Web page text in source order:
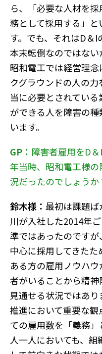
ら、「必要な人材を
務として採用する」
す。でも、それはD＆
本末転倒なのではない
昭和電工では経営理
クグラウンドの人の
当に必要とされてい
ができる人を障害の
います。
GP： 障害者雇用をD
年当時、昭和電工様
況だったのでしょうか
鈴木様： 最初は課題ば
川が入社した2014年
準ではあったのです
中心に採用してきた
ある方の雇用ノウハ
者がいることから精
見通せる状況ではあ
推進において重要な
ての雇用数を「義務
人一人においても、